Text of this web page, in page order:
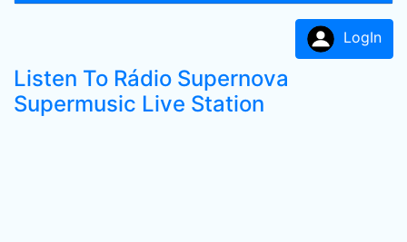
LogIn
Listen To Rádio Supernova
Supermusic Live Station